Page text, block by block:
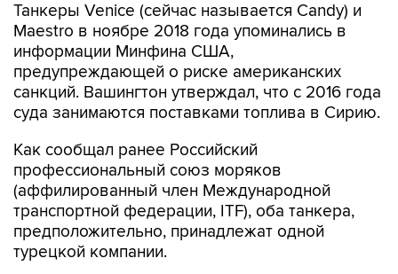
Танкеры Venice (сейчас называется Candy) и
Maestro в ноябре 2018 года упоминались в
информации Минфина США,
предупреждающей о риске американских
санкций. Вашингтон утверждал, что с 2016 года
суда занимаются поставками топлива в Сирию.
Как сообщал ранее Российский
профессиональный союз моряков
(аффилированный член Международной
транспортной федерации, ITF), оба танкера,
предположительно, принадлежат одной
турецкой компании.